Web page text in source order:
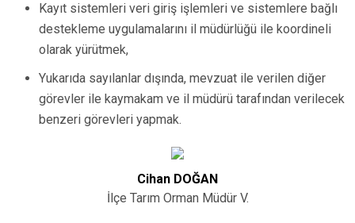
Kayıt sistemleri veri giriş işlemleri ve sistemlere bağlı
destekleme uygulamalarını il müdürlüğü ile koordineli
olarak yürütmek,
Yukarıda sayılanlar dışında, mevzuat ile verilen diğer
görevler ile kaymakam ve il müdürü tarafından verilecek
benzeri görevleri yapmak.
Cihan DOĞAN
İlçe Tarım Orman Müdür V.